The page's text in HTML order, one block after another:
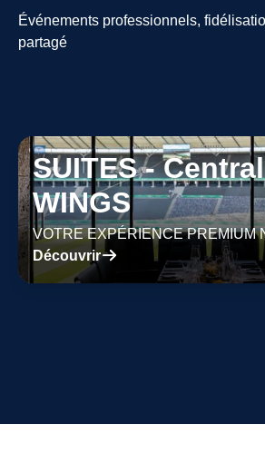
Événements professionnels,
partagé
SUITES -
WINGS
VOTRE EXPÉRIENCE PREMIUM
Découvrir􀄫